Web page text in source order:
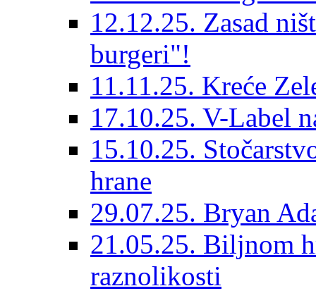
12.12.25. Zasad
burgeri"!
11.11.25. Kreće
17.10.25. V-Label
15.10.25.
hrane
29.07.25. Bryan
21.05.25. Biljnom
raznolikosti